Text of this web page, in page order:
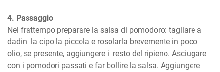
4. Passaggio
Nel frattempo preparare la salsa di pomodoro: tagliare a
dadini la cipolla piccola e rosolarla brevemente in poco
olio, se presente, aggiungere il resto del ripieno. Asciugare
con i pomodori passati e far bollire la salsa. Aggiungere